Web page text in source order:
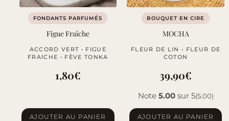
FONDANTS PARFUMÉS
Figue Fraîche
ACCORD VERT • FIGUE
FRAICHE • FÈVE TONKA
1,80€
AJOUTER AU PANIER
BOUQUET EN CIRE
MOCHA
FLEUR DE LIN • FLEUR DE
COTON
39,90€
Note 5.00sur 5(5.00)
AJOUTER AU PANIER